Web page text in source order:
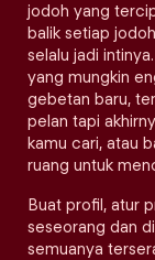
jodoh yang
balik setiap
selalu jadi
yang mungkin
gebetan baru,
pelan tapi
kamu cari, atau
ruang untuk
Buat profil, atur
seseorang dan
semuanya